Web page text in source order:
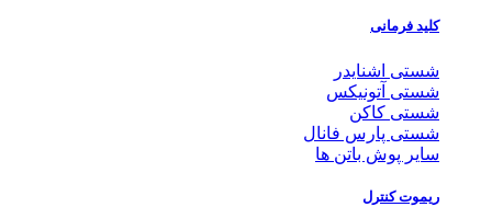
کلید فرمانی
شستی اشنایدر
شستی آتونیکس
شستی کاکن
شستی پارس فانال
سایر پوش باتن ها
ریموت کنترل